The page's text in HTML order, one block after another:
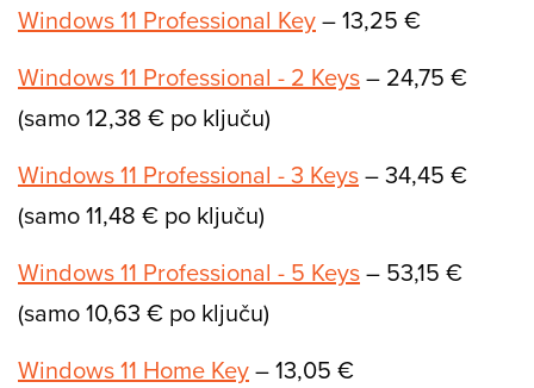
Windows 11 Professional Key– 13,25 €
Windows 11 Professional - 2 Keys– 24,75 €
(samo 12,38 € po ključu)
Windows 11 Professional - 3 Keys– 34,45 €
(samo 11,48 € po ključu)
Windows 11 Professional - 5 Keys– 53,15 €
(samo 10,63 € po ključu)
Windows 11 Home Key– 13,05 €